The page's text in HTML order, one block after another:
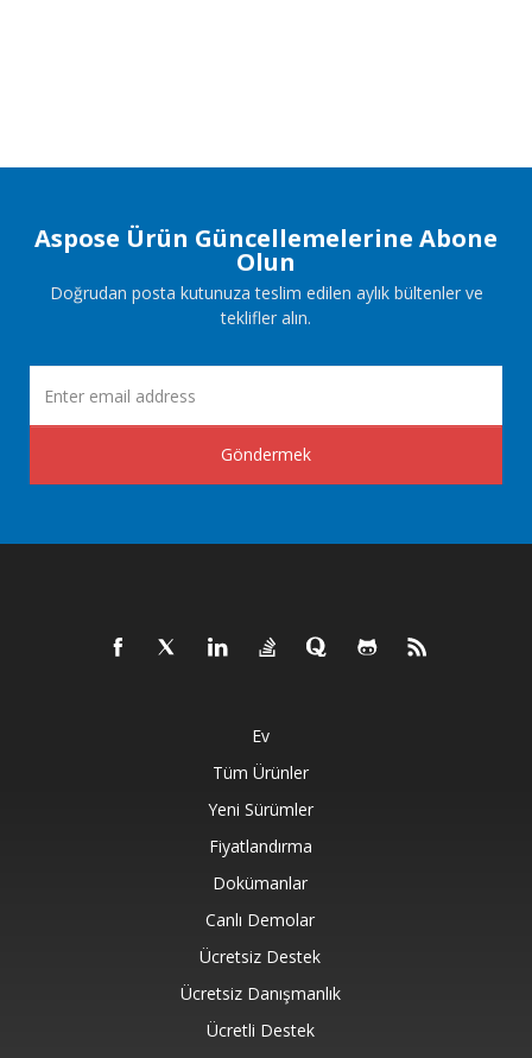
Aspose Ürün Güncellemelerine Abone
Olun
Doğrudan posta kutunuza teslim edilen aylık bültenler ve
teklifler alın.
Göndermek
Ev
Tüm Ürünler
Yeni Sürümler
Fiyatlandırma
Dokümanlar
Canlı Demolar
Ücretsiz Destek
Ücretsiz Danışmanlık
Ücretli Destek